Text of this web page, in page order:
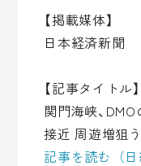
【掲載媒体】
日本経済新聞
【記事タイトル】
関門海峡、
接近 周遊増狙う
記事を読む（日